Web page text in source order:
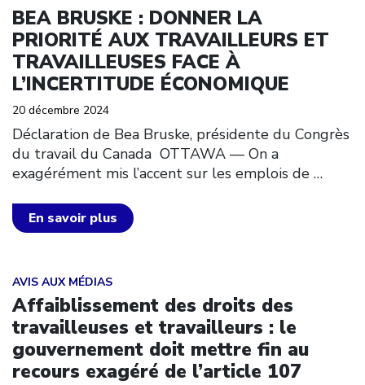
BEA BRUSKE : DONNER LA
PRIORITÉ AUX TRAVAILLEURS ET
TRAVAILLEUSES FACE À
L’INCERTITUDE ÉCONOMIQUE
20 décembre 2024
Déclaration de Bea Bruske, présidente du Congrès
du travail du Canada OTTAWA — On a
exagérément mis l’accent sur les emplois de …
En savoir plus
AVIS AUX MÉDIAS
Affaiblissement des droits des
travailleuses et travailleurs : le
gouvernement doit mettre fin au
recours exagéré de l’article 107
Click to open the link